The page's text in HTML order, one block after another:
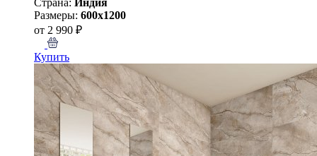
Размеры: 600x1200
от 2 990 ₽
Купить